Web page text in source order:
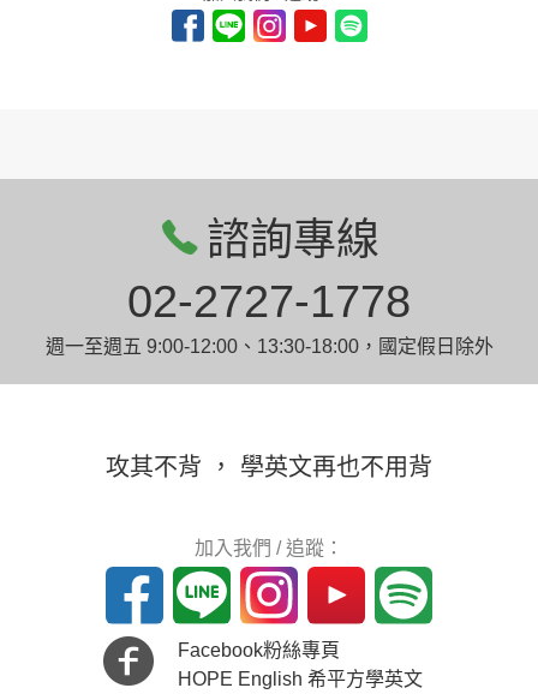
諮詢專線
02-2727-1778
週一至週五 9:00-12:00、13:30-18:00，國定假日除外
攻其不背 ， 學英文再也不用背
加入我們 / 追蹤：
Facebook粉絲專頁
HOPE English 希平方學英文